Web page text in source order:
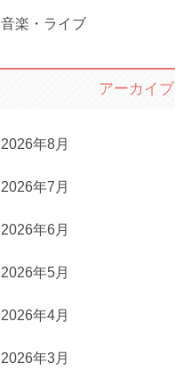
音楽・ライブ
アーカイブ
2026年8月
2026年7月
2026年6月
2026年5月
2026年4月
2026年3月